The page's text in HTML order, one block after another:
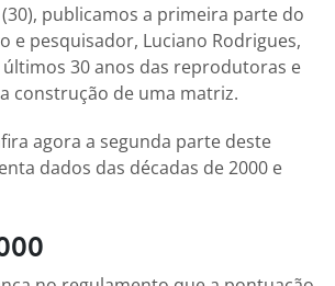
publicamos a primeira parte do
e pesquisador, Luciano Rodrigues,
30 anos das reprodutoras e
construção de uma matriz.
agora a segunda parte deste
dados das décadas de 2000 e